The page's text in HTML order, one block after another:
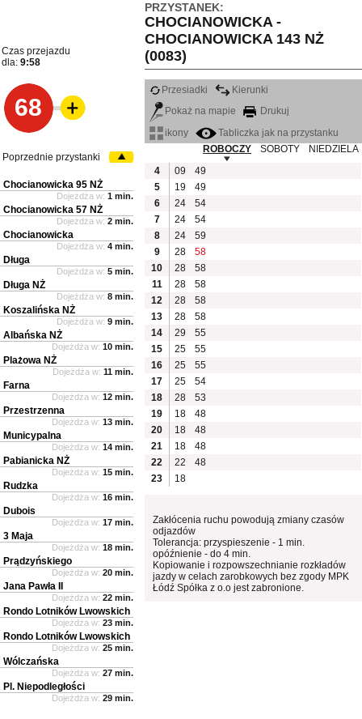
PRZYSTANEK:
CHOCIANOWICKA -
CHOCIANOWICKA 143 NŻ
(0083)
Czas przejazdu
dla: 9:58
68
Przesiadki
Kierunki
Pokaż na mapie
Drukuj
ikony
Tabliczka jak na przystanku
ROBOCZY
SOBOTY
NIEDZIELA
4
09
49
5
19
49
6
24
54
7
24
54
8
24
59
9
28
58
10
28
58
11
28
58
12
28
58
13
28
58
14
29
55
15
25
55
16
25
55
17
25
54
18
28
53
19
18
48
20
18
48
21
18
48
22
22
48
23
18
Zakłócenia ruchu powodują zmiany czasów
odjazdów
Tolerancja: przyspieszenie - 1 min.
opóźnienie - do 4 min.
Kopiowanie i rozpowszechnianie rozkładów
jazdy w celach zarobkowych bez zgody MPK
Łódź Spółka z o.o jest zabronione.
Poprzednie przystanki
Chocianowicka 95 NŻ
Dojeżdża w: 1 min.
Chocianowicka 57 NŻ
Dojeżdża w: 2 min.
Chocianowicka
Dojeżdża w: 4 min.
Długa
Dojeżdża w: 5 min.
Długa NŻ
Dojeżdża w: 8 min.
Koszalińska NŻ
Dojeżdża w: 9 min.
Albańska NŻ
Dojeżdża w: 10 min.
Plażowa NŻ
Dojeżdża w: 11 min.
Farna
Dojeżdża w: 12 min.
Przestrzenna
Dojeżdża w: 13 min.
Municypalna
Dojeżdża w: 14 min.
Pabianicka NŻ
Dojeżdża w: 15 min.
Rudzka
Dojeżdża w: 16 min.
Dubois
Dojeżdża w: 17 min.
3 Maja
Dojeżdża w: 18 min.
Prądzyńskiego
Dojeżdża w: 20 min.
Jana Pawła II
Dojeżdża w: 22 min.
Rondo Lotników Lwowskich
Dojeżdża w: 23 min.
Rondo Lotników Lwowskich
Dojeżdża w: 25 min.
Wólczańska
Dojeżdża w: 27 min.
Pl. Niepodległości
Dojeżdża w: 29 min.